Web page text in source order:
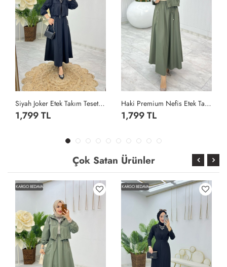
Siyah Joker Etek Takım Tesettür Giyim Siyah
1,799 TL
Haki Premium Nefis Etek Takım Tesettür Giyim Haki
1,799 TL
Çok Satan Ürünler
KARGO BEDAVA KARGO BEDAVA